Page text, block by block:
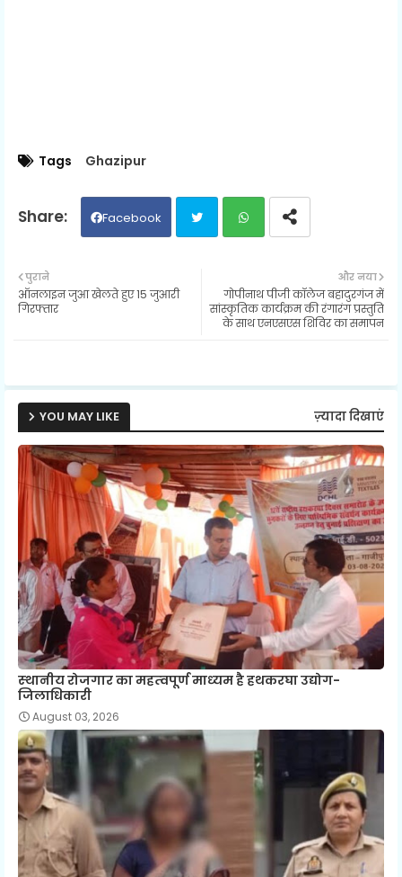
Tags Ghazipur
Facebook
ats
और नया
गोपीनाथ पीजी कॉलेज बहादुरगंज में
सांस्कृतिक कार्यक्रम की रंगारंग प्रस्तुति
के साथ एनएसएस शिविर का समापन
पुराने
ऑनलाइन जुआ खेलते हुए 15 जुआरी
गिरफ्तार
YOU MAY LIKE ज़्यादा दिखाएं
स्‍थानीय रोजगार का महत्‍वपूर्ण माध्‍यम है हथकरघा उद्योग-
जिलाधिकारी
August 03, 2026